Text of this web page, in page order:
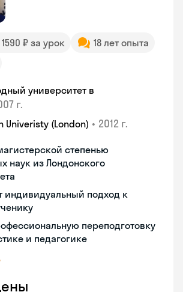
1590 ₽ за урок
18 лет опыта
университет в
г.
Univeristy (London) • 2012 г.
степенью
наук из Лондонского
индивидуальный подход к
переподготовку
и педагогике